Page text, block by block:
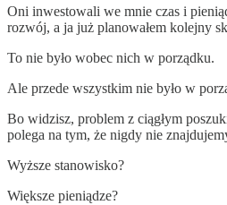
Oni inwestowali we mnie czas i
rozwój, a ja już planowałem kolejny
To nie było wobec nich w porządku.
Ale przede wszystkim nie było w
Bo widzisz, problem z ciągłym
polega na tym, że nigdy nie
Wyższe stanowisko?
Większe pieniądze?